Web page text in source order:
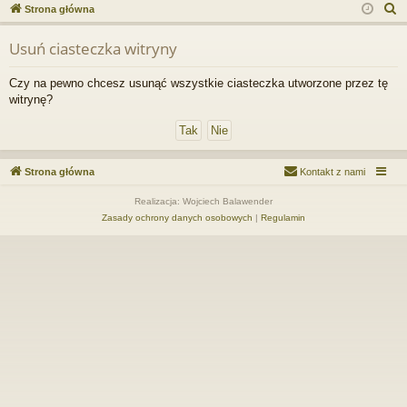
j
…
uj
ę
es
j
Strona główna
z
Usuń ciasteczka witryny
Czy na pewno chcesz usunąć wszystkie ciasteczka utworzone przez tę
witrynę?
Strona główna Kontakt z nami
Realizacja: Wojciech Balawender
Zasady ochrony danych osobowych | Regulamin